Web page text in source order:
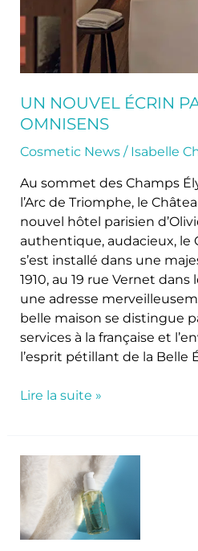
UN NOUVEL ÉCRIN
OMNISENS
Cosmetic News/ Isabelle
Au sommet des Champs
l’Arc de Triomphe, le
nouvel hôtel parisien
authentique, audacieux, le
s’est installé dans une
1910, au 19 rue Vernet
une adresse
belle maison se distingue
services à la française et
l’esprit pétillant de la Belle
Lire la suite »
sort
son
premier
produit